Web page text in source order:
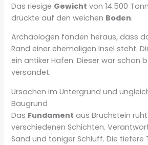
Das riesige Gewicht von 14.500
drückte auf den weichen Boden.
Archäologen fanden heraus, dass
Rand einer ehemaligen Insel steht.
ein antiker Hafen. Dieser war schon
versandet.
Ursachen im Untergrund und
Baugrund
Das Fundament aus Bruchstein
verschiedenen Schichten.
Sand und toniger Schluff. Die